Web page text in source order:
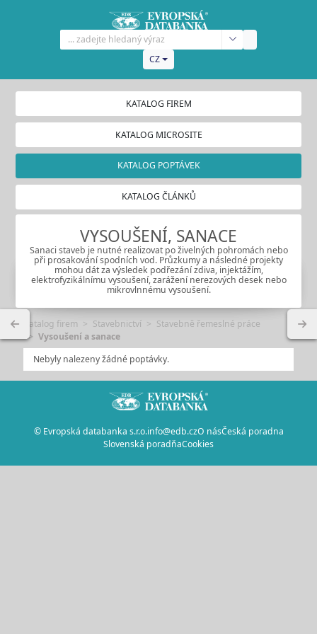
CZ
KATALOG FIREM
KATALOG MICROSITE
KATALOG POPTÁVEK
KATALOG ČLÁNKŮ
VYSOUŠENÍ, SANACE
Sanaci staveb je nutné realizovat po živelných pohromách nebo
při prosakování spodních vod. Průzkumy a následné projekty
mohou dát za výsledek podřezání zdiva, injektážím,
elektrofyzikálnímu vysoušení, zarážení nerezových desek nebo
mikrovlnnému vysoušení.
Katalog firem Stavebnictví
Stavebně řemeslné práce
Vysoušení a sanace
Nebyly nalezeny žádné poptávky.
© Evropská databanka s.r.o.info@edb.czO násČeská poradna
Slovenská poradňaCookies